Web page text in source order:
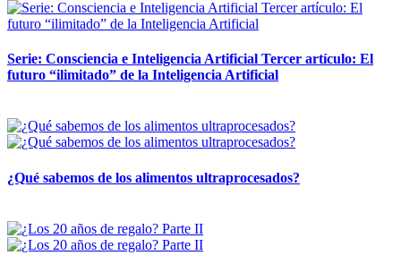
Serie: Consciencia e Inteligencia Artificial Tercer artículo: El
futuro “ilimitado” de la Inteligencia Artificial
¿Qué sabemos de los alimentos ultraprocesados?